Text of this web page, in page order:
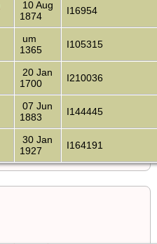
10 Aug
1874
I16954
um
1365
I105315
20 Jan
1700
I210036
07 Jun
1883
I144445
30 Jan
1927
I164191